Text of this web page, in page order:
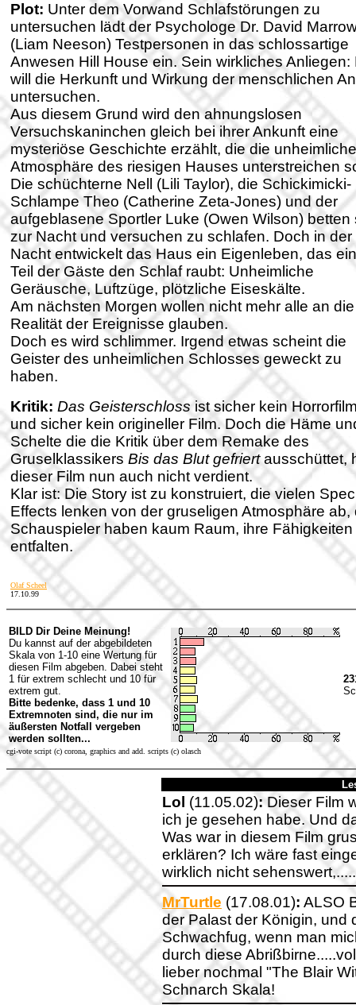
Plot: Unter dem Vorwand Schlafstörungen zu
untersuchen lädt der Psychologe Dr. David
(Liam Neeson) Testpersonen in das schlossartige
Anwesen Hill House ein. Sein wirkliches Anliegen:
will die Herkunft und Wirkung der menschlichen
untersuchen.
Aus diesem Grund wird den ahnungslosen
Versuchskaninchen gleich bei ihrer Ankunft eine
mysteriöse Geschichte erzählt, die die unheimliche
Atmosphäre des riesigen Hauses unterstreichen
Die schüchterne Nell (Lili Taylor), die Schickimicki-
Schlampe Theo (Catherine Zeta-Jones) und der
aufgeblasene Sportler Luke (Owen Wilson) betten
zur Nacht und versuchen zu schlafen. Doch in der
Nacht entwickelt das Haus ein Eigenleben, das
Teil der Gäste den Schlaf raubt: Unheimliche
Geräusche, Luftzüge, plötzliche Eiseskälte.
Am nächsten Morgen wollen nicht mehr alle an die
Realität der Ereignisse glauben.
Doch es wird schlimmer. Irgend etwas scheint die
Geister des unheimlichen Schlosses geweckt zu
haben.
Kritik: Das Geisterschlossist sicher kein
und sicher kein origineller Film. Doch die Häme
Schelte die die Kritik über dem Remake des
Gruselklassikers Bis das Blut gefriertausschüttet,
dieser Film nun auch nicht verdient.
Klar ist: Die Story ist zu konstruiert, die vielen
Effects lenken von der gruseligen Atmosphäre ab,
Schauspieler haben kaum Raum, ihre Fähigkeiten
entfalten.
Olaf Scheel
17.10.99
BILD Dir Deine Meinung!
Du kannst auf der abgebildeten
Skala von 1-10 eine Wertung für
diesen Film abgeben. Dabei steht
1 für extrem schlecht und 10 für
extrem gut.
Bitte bedenke, dass 1 und 10
Extremnoten sind, die nur im
äußersten Notfall vergeben
werden sollten...
cgi-vote script (c) corona, graphics and add. scripts (c) olasch
Lol (11.05.02):Dieser Film
ich je gesehen habe. Und
Was war in diesem Film
erklären? Ich wäre fast
wirklich nicht
MrTurtle (17.08.01): ALSO
der Palast der Königin, und
Schwachfug, wenn man
durch diese
lieber nochmal "The Blair
Schnarch Skala!